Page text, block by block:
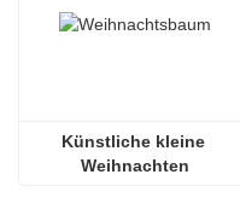
Künstliche kleine
Weihnachten